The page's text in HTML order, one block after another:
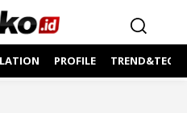
PROFILE